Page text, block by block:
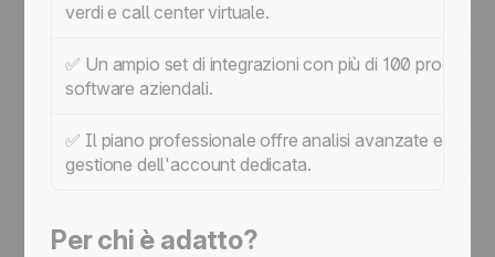
verdi e call center virtuale.
✅ Un ampio set di integrazioni con più di 100
software aziendali.
✅ Il piano professionale offre analisi avanzate e una
gestione dell'account dedicata.
Per chi è adatto?